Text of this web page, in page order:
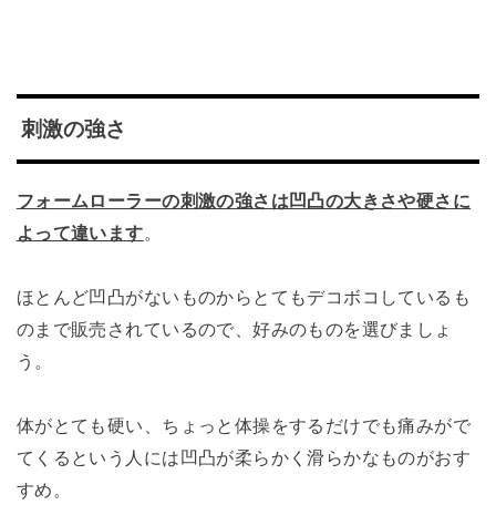
刺激の強さ
フォームローラーの刺激の強さは凹凸の大きさや硬さに
よって違います。
ほとんど凹凸がないものからとてもデコボコしているも
のまで販売されているので、好みのものを選びましょ
う。
体がとても硬い、ちょっと体操をするだけでも痛みがで
てくるという人には凹凸が柔らかく滑らかなものがおす
すめ。